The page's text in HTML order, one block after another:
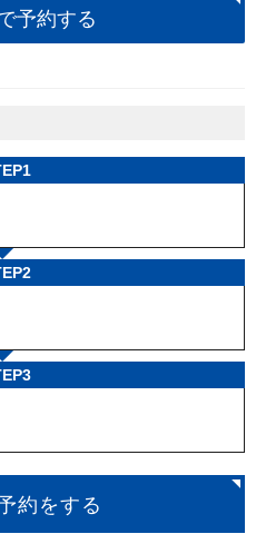
予約する
約をする